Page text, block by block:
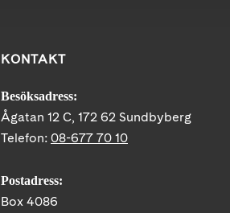
KONTAKT
Besöksadress:
Ågatan 12 C, 172 62 Sundbyberg
Telefon: 08-677 70 10
Postadress:
Box 4086